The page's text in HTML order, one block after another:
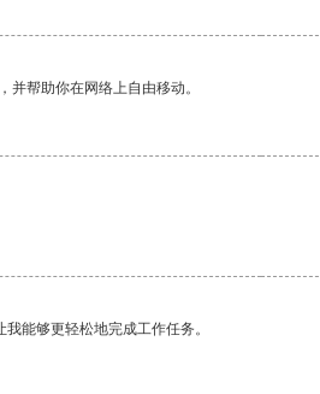
帮助你在网络上自由移动。
能够更轻松地完成工作任务。